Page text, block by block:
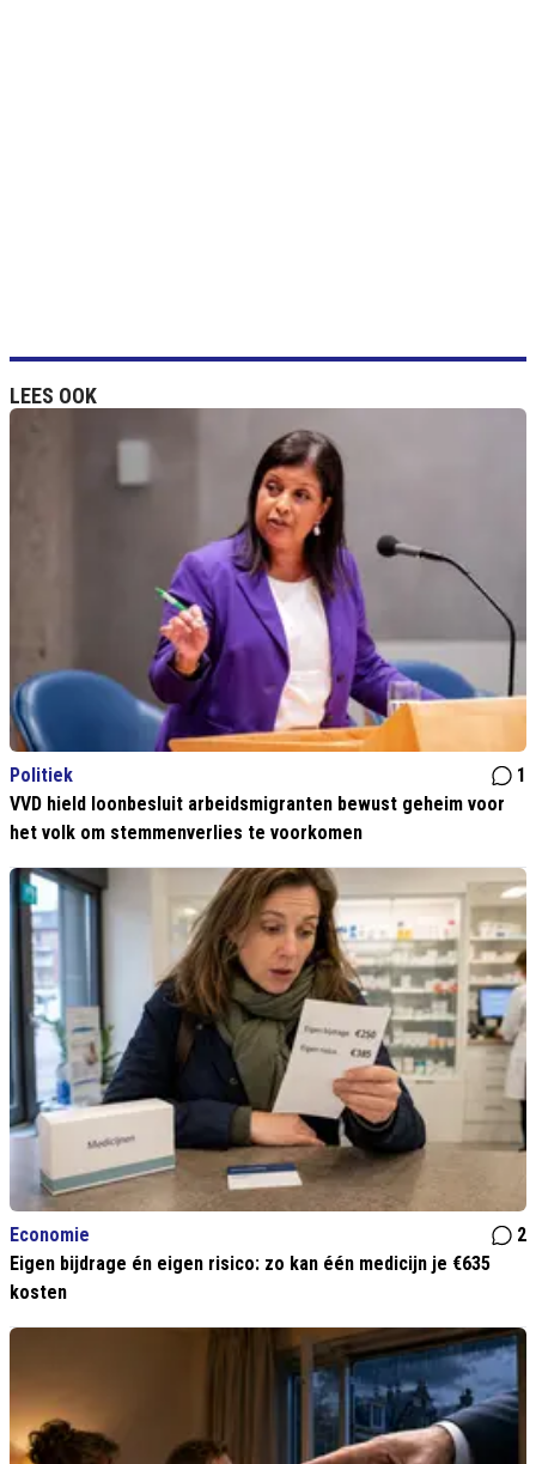
LEES OOK
Politiek
1
VVD hield loonbesluit arbeidsmigranten bewust geheim voor
het volk om stemmenverlies te voorkomen
Economie
2
Eigen bijdrage én eigen risico: zo kan één medicijn je €635
kosten